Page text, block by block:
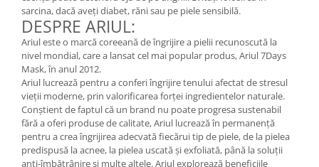
sarcina, dacă aveți diabet, răni sau pe piele sensibilă.
DESPRE ARIUL:
Ariul este o marcă coreeană de îngrijire a pielii recunoscută la
nivel mondial, care a lansat cel mai popular produs, Ariul 7Days
Mask, în anul 2012.
Ariul lucrează pentru a conferi îngrijire tenului afectat de stresul
vieții moderne, prin valorificarea forței ingredientelor naturale.
Conștient de faptul că un brand nu poate progresa sustenabil
fără a oferi produse de calitate, Ariul lucrează în permanență
pentru a crea îngrijirea adecvată fiecărui tip de piele, de la pielea
predispusă la acnee, la pielea uscată și exfoliată, până la soluții
anti-îmbătrânire și multe altele. Ariul explorează beneficiile